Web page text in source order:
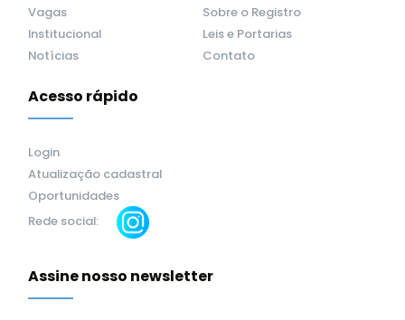
Vagas
Sobre o Registro
Institucional
Leis e Portarias
Notícias
Contato
Acesso rápido
Login
Atualização cadastral
Oportunidades
Rede social:
Assine nosso newsletter